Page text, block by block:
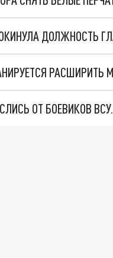
РАСШИРИТЬ
ОТ БОЕВИКОВ